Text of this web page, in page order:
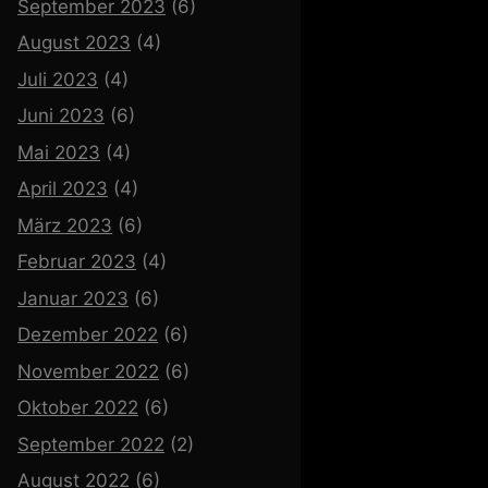
September 2023 (6)
August 2023 (4)
Juli 2023 (4)
Juni 2023 (6)
Mai 2023 (4)
April 2023 (4)
März 2023 (6)
Februar 2023 (4)
Januar 2023 (6)
Dezember 2022 (6)
November 2022 (6)
Oktober 2022 (6)
September 2022 (2)
August 2022 (6)